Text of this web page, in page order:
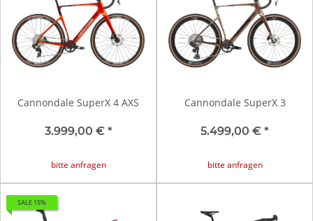
Cannondale SuperX 4 AXS
3.999,00 € *
bitte anfragen
Cannondale SuperX 3
5.499,00 € *
bitte anfragen
SALE 15%